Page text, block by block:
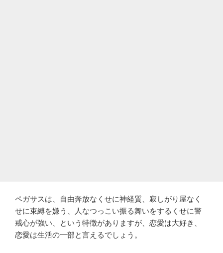
ペガサスは、自由奔放なくせに神経質、寂しがり屋なく
せに束縛を嫌う、人なつっこい振る舞いをするくせに警
戒心が強い、という特徴がありますが、恋愛は大好き、
恋愛は生活の一部と言えるでしょう。